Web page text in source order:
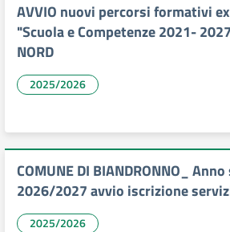
AVVIO nuovi percorsi formativi
"Scuola e Competenze 2021-
NORD
2025/2026
COMUNE DI BIANDRONNO_
2026/2027 avvio iscrizione
2025/2026